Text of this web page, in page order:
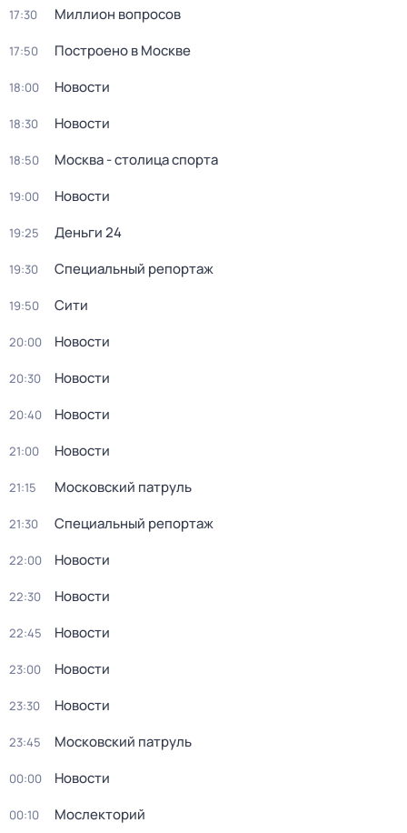
17:30 Миллион вопросов
17:50 Построено в Москве
18:00 Новости
18:30 Новости
18:50 Москва - столица спорта
19:00 Новости
19:25 Деньги 24
19:30 Специальный репортаж
19:50 Сити
20:00 Новости
20:30 Новости
20:40 Новости
21:00 Новости
21:15 Московский патруль
21:30 Специальный репортаж
22:00 Новости
22:30 Новости
22:45 Новости
23:00 Новости
23:30 Новости
23:45 Московский патруль
00:00 Новости
00:10 Мослекторий